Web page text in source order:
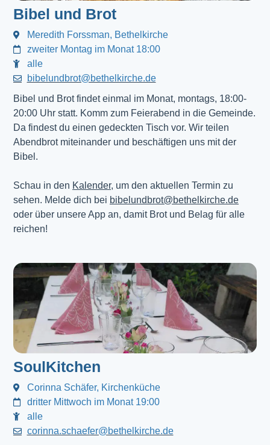
Bibel und Brot
Meredith Forssman, Bethelkirche
zweiter Montag im Monat 18:00
alle
bibelundbrot@bethelkirche.de
Bibel und Brot findet einmal im Monat, montags, 18:00-
20:00 Uhr statt. Komm zum Feierabend in die Gemeinde.
Da findest du einen gedeckten Tisch vor. Wir teilen
Abendbrot miteinander und beschäftigen uns mit der
Bibel.
Schau in den Kalender, um den aktuellen Termin zu
sehen. Melde dich bei bibelundbrot@bethelkirche.de
oder über unsere App an, damit Brot und Belag für alle
reichen!
SoulKitchen
Corinna Schäfer, Kirchenküche
dritter Mittwoch im Monat 19:00
alle
corinna.schaefer@bethelkirche.de